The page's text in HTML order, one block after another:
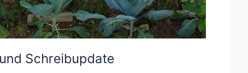
Schreibupdate